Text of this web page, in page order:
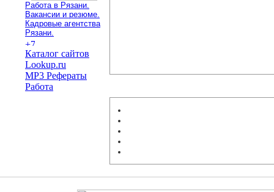
Работа в Рязани.
Вакансии и резюме.
Кадровые агентства
Рязани.
Каталог сайтов
Lookup.ru
MP3 Рефераты
Работа